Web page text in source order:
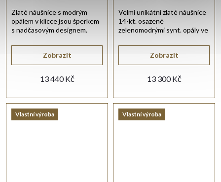
13 440 Kč
Zobrazit
Zlaté náušnice s modrým
opálem v klícce jsou šperkem
s nadčasovým designem.
13 300 Kč
Zobrazit
Velmi unikátní zlaté náušnice
14-kt. osazené
zelenomodrými synt. opály ve
Vlastní výroba Vlastní výroba